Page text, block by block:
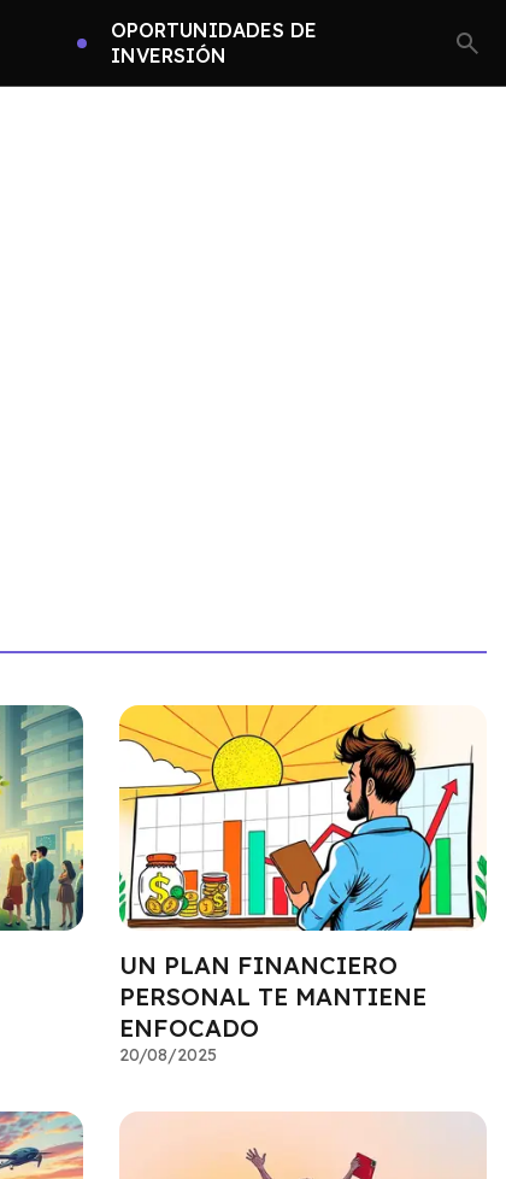
OPORTUNIDADES DE
INVERSIÓN
UN PLAN FINANCIERO
PERSONAL TE MANTIENE
ENFOCADO
20/08/2025